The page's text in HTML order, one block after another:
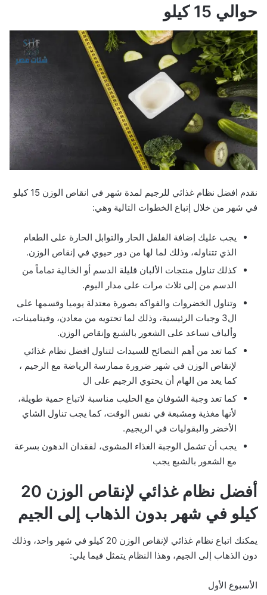
حوالي 15 كيلو
نقدم افضل نظام غذائي للرجيم لمدة شهر في انقاص الوزن 15 كيلو
في شهر من خلال إتباع الخطوات التالية وهي:
يجب عليك إضافة الفلفل الحار والتوابل الحارة على الطعام
الذي تتناوله، وذلك لما لها من دور حيوي في إنقاص الوزن.
كذلك تناول منتجات الألبان قليلة الدسم أو الخالية تماماً من
الدسم من إلى ثلاث مرات على مدار اليوم.
وتناول الخضروات والفواكه بصورة معتدلة يوميا وقسمها على
ال3 وجبات الرئيسية، وذلك لما تحتويه من معادن، وفيتامينات،
وألياف تساعد على الشعور بالشبع وإنقاص الوزن.
كما تعد من أهم النصائح للسيدات لتناول افضل نظام غذائي
لإنقاص الوزن في شهر ضرورة ممارسة الرياضة مع الرجيم ،
كما يعد من الهام أن يحتوي الرجيم على ال
كما تعد وجبة الشوفان مع الحليب مناسبة لاتباع حمية طويلة،
لأنها مغذية ومشبعة في نفس الوقت، كما يجب تناول الشاي
الأخضر والبقوليات في الريجيم.
يجب أن تشمل الوجبة الغذاء المشوى، لفقدان الدهون بسرعة
مع الشعور بالشبع يجب
أفضل نظام غذائي لإنقاص الوزن 20
كيلو في شهر بدون الذهاب إلى الجيم
يمكنك اتباع نظام غذائي لإنقاص الوزن 20 كيلو في شهر واحد، وذلك
دون الذهاب إلى الجيم، وهذا النظام يتمثل فيما يلي:
الأسبوع الأول